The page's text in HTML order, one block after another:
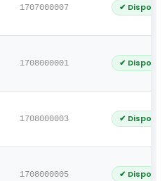
1707000007 ✔
1708000001 ✔
1708000003 ✔
1708000005 ✔